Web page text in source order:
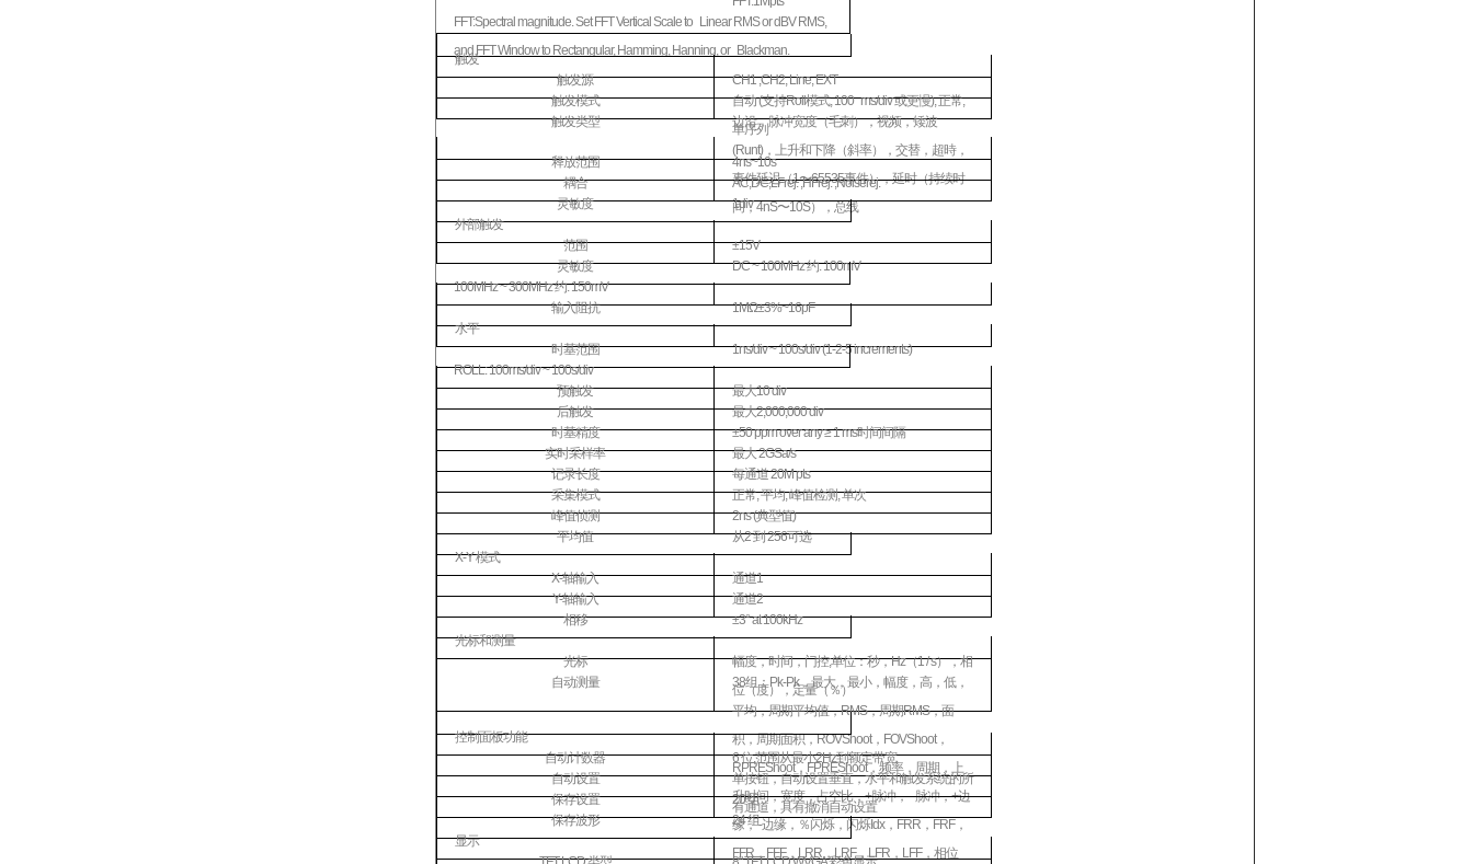
FFT:Spectral magnitude. Set FFT Vertical Scale to Linear RMS or dBV RMS,
and FFT Window to Rectangular, Hamming, Hanning, or Blackman.
触发
触发源
CH1 ,CH2, Line, EXT
触发模式
自动(支持Roll模式, 100 ms/div或更慢),正常,
单序列
触发类型
边沿，脉冲宽度（毛刺），视频，矮波
(Runt)，上升和下降（斜率），交替，超時，
事件延迟（1〜65535事件），延时（持续时
间，4nS〜10S），总线
释放范围
4ns~10s
耦合
AC,DC,LFrej. ,HFrej. ,Noiserej.
灵敏度
1div
外部触发
范围
±15V
灵敏度
DC ~ 100MHz约. 100mV
100MHz ~ 300MHz约. 150mV
输入阻抗
1MΩ±3%~16pF
水平
时基范围
1ns/div ~ 100s/div (1-2-5 increments)
ROLL: 100ms/div ~ 100s/div
预触发
最大10 div
后触发
最大2,000,000 div
时基精度
±50 ppm over any ≥ 1 ms时间间隔
实时采样率
最大2GSa/s
记录长度
每通道20M pts
采集模式
正常,平均,峰值检测,单次
峰值侦测
2ns (典型值)
平均值
从2到256可选
X-Y模式
X-轴输入 通道1
Y-轴输入 通道2
相移
±3° at 100kHz
光标和测量
光标
幅度，时间，门控;单位：秒，Hz（1 / s），相
位（度），定量（％）
自动测量 38组：Pk-Pk，最大，最小，幅度，高，低，
平均，周期平均值，RMS，周期RMS，面
积，周期面积，ROVShoot， FOVShoot，
RPREShoot， FPREShoot，频率，周期，上
升时间，宽度，占空比，+脉冲，-脉冲，+边
缘，-边缘，％闪烁，闪烁Idx， FRR， FRF，
FFR， FFF， LRR，LRF，LFR， LFF，相位
控制面板功能
自动计数器
6位,范围从最小2Hz到额定带宽
自动设置
单按钮，自动设置垂直，水平和触发系统的所
有通道，具有撤消自动设置
保存设置 20组
保存波形
24组
显示